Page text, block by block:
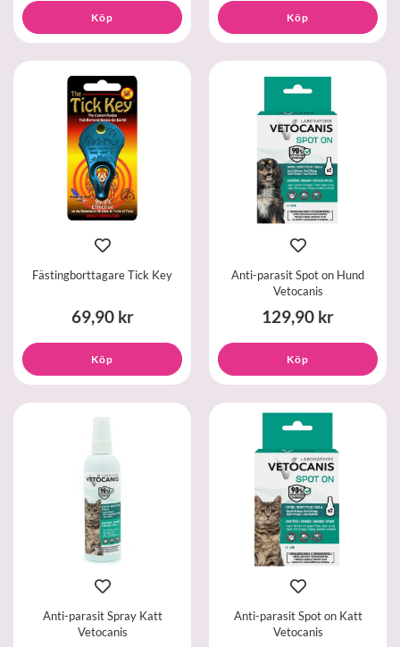
Köp Köp
Fästingborttagare Tick Key
69,90 kr
Köp
Anti-parasit Spot on Hund
Vetocanis
129,90 kr
Köp
Anti-parasit Spray Katt
Vetocanis
Anti-parasit Spot on Katt
Vetocanis